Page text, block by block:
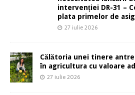
intervenției DR-31 –
plata primelor de
27 iulie 2026
Călătoria unei tinere
în agricultura cu valoare
27 iulie 2026